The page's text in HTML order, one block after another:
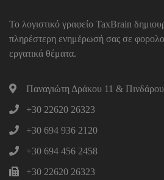
Το λογιστικό γραφείο TaxBrain
πληρέστερη ενημέρωσή σας σε
εργατικά θέματα.
Παναγιώτη Δράκου 11 &
+30 22620 26323
+30 694 936 2120
+30 694 456 2458
+30 22620 26323